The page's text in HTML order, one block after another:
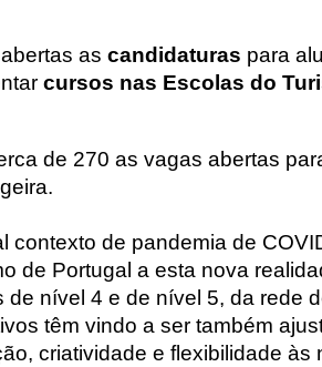
as candidaturas para
cursos nas Escolas do
de 270 as vagas abertas
contexto de pandemia de
de Portugal a esta nova
de nível 4 e de nível 5, da rede
têm vindo a ser também
criatividade e flexibilidade